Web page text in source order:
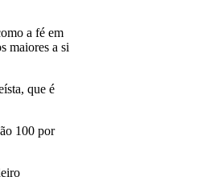
a fé em
maiores a si
que é
100 por